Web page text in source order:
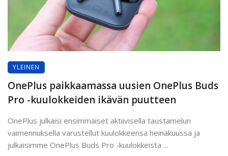
YLEINEN
OnePlus paikkaamassa uusien OnePlus Buds
Pro -kuulokkeiden ikävän puutteen
OnePlus julkaisi ensimmäiset aktiivisella taustamelun
vaimennuksella varustellut kuulokkeensa heinäkuussa ja
julkaisimme OnePlus Buds Pro -kuulokkeista ...